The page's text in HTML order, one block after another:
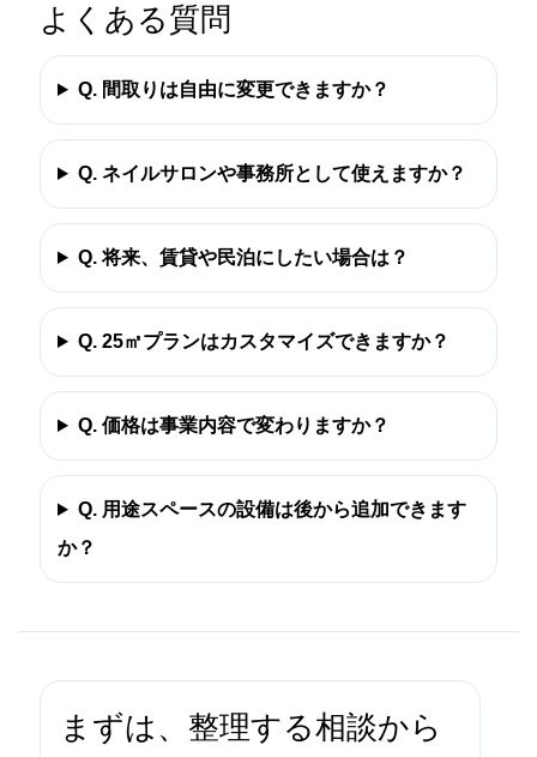
よくある質問
Q. 間取りは自由に変更できますか？
Q. ネイルサロンや事務所として使えますか？
Q. 将来、賃貸や民泊にしたい場合は？
Q. 25㎡プランはカスタマイズできますか？
Q. 価格は事業内容で変わりますか？
Q. 用途スペースの設備は後から追加できます
か？
まずは、整理する相談から